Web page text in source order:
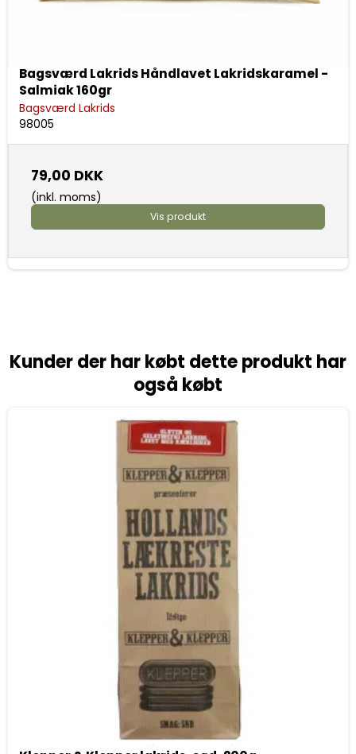
Bagsværd Lakrids Håndlavet Lakridskaramel -
Salmiak 160gr
Bagsværd Lakrids
98005
79,00 DKK
(inkl. moms)
Vis produkt
Kunder der har købt dette produkt har
også købt